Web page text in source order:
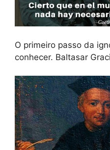
O primeiro passo da
conhecer. Baltasar